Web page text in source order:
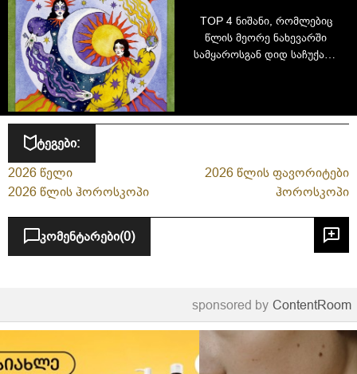
TOP 4 ნიშანი, რომლებიც
წლის მეორე ნახევარში
სამყაროსგან დიდ საჩუქარს
ტეგები:
2026 წელი
2026 წლის ფავორიტები
2026 წლის ჰოროსკოპი
ჰოროსკოპი
კომენტარები(0)
sponsored by ContentRoom